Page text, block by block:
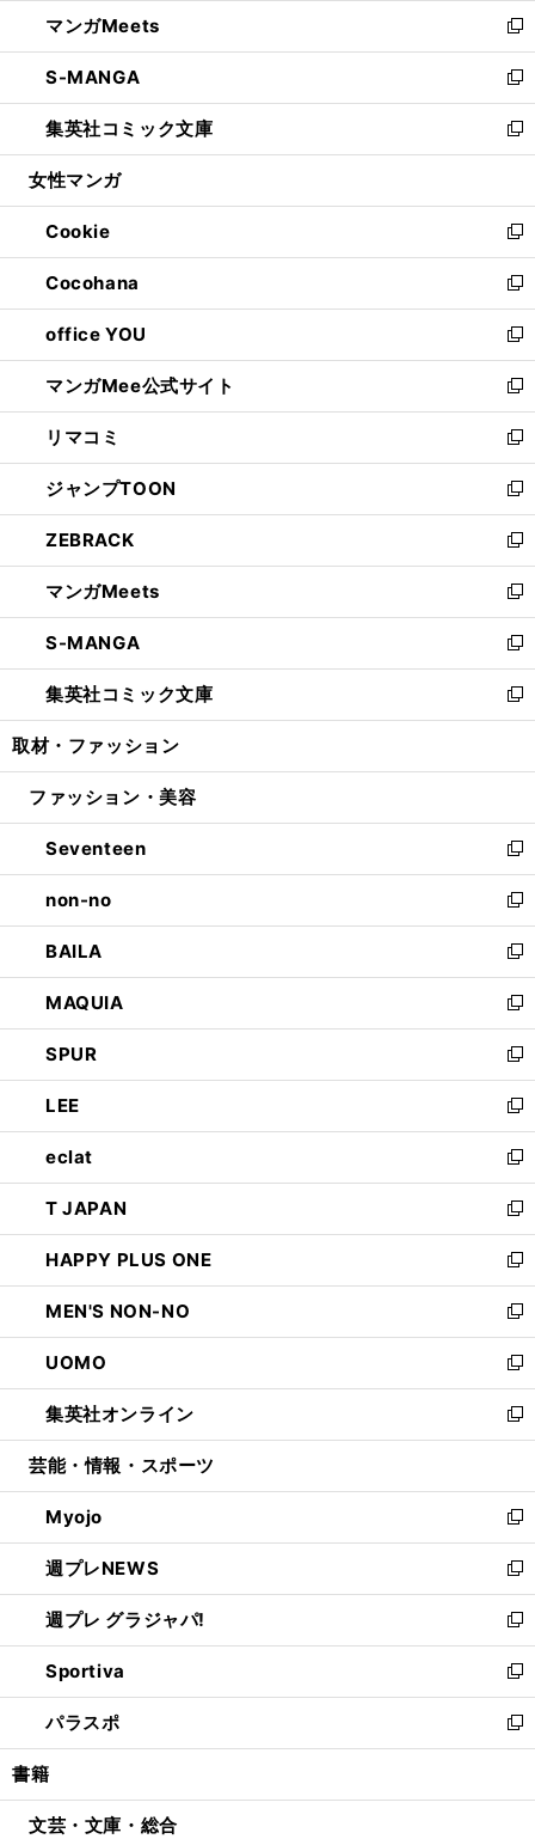
く
で
開
く
ド
ウ
で
開
く
ィ
ン
ド
ウ
で
開
し
い
ウ
ィ
ン
ド
ウ
開
く
マンガMeets
新
し
い
ウ
ィ
ン
ウ
で
開
く
S-MANGA
新
し
い
ウ
ン
ド
ウ
で
開
く
集英社コミック文庫
新
し
ウ
ィ
ン
ド
ウ
で
開
く
女性マンガ
Cookie
新
し
い
ウ
ィ
ン
ド
ウ
で
開
く
Cocohana
新
し
い
ウ
ィ
ン
ド
ウ
で
開
く
office YOU
新
し
い
ウ
ィ
ン
ド
ウ
で
開
く
マンガMee公式サイト
新
し
い
ウ
ィ
ン
ド
ウ
で
開
く
リマコミ
新
し
い
ウ
ィ
ン
ド
ウ
で
開
く
ジャンプTOON
新
し
い
ウ
ィ
ン
ド
ウ
で
開
ZEBRACK
新
し
い
ウ
ィ
ン
ド
ウ
開
マンガMeets
新
し
い
ウ
ィ
ン
ウ
開
く
S-MANGA
新
し
い
ウ
ン
ウ
で
開
く
集英社コミック文庫
新
し
ウ
ン
ド
ウ
で
開
く
取材・ファッション
ファッション・美容
Seventeen
新
し
い
ウ
ィ
ン
ド
ウ
で
開
く
non-no
新
し
い
ウ
ィ
ン
ド
ウ
で
開
く
BAILA
新
し
い
ウ
ィ
ン
ド
ウ
で
開
く
MAQUIA
新
し
い
ウ
ィ
ン
ド
ウ
で
開
く
SPUR
新
し
い
ウ
ィ
ン
ド
ウ
で
開
く
LEE
新
し
い
ウ
ィ
ン
ド
ウ
で
開
く
eclat
新
し
い
ウ
ィ
ン
ド
ウ
で
開
く
T JAPAN
新
し
い
ウ
ィ
ン
ド
ウ
で
開
HAPPY PLUS ONE
新
し
い
ウ
ィ
ン
ド
ウ
開
く
MEN'S NON-NO
新
し
い
ウ
ィ
ン
ウ
で
開
く
UOMO
新
し
い
ウ
ン
ド
ウ
で
開
く
集英社オンライン
新
し
ウ
ィ
ン
ド
ウ
で
開
く
芸能・情報・スポーツ
Myojo
新
し
い
ウ
ィ
ン
ド
ウ
で
開
週プレNEWS
新
し
い
ウ
ィ
ン
ド
ウ
開
週プレ グラジャパ!
新
し
い
ウ
ィ
ン
ウ
Sportiva
新
し
い
ウ
ン
パラスポ
新
し
ウ
書籍
文芸・文庫・総合